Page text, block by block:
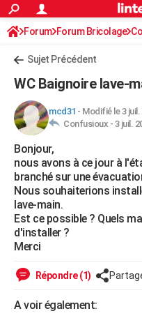
ACTUALITÉS
Politique
Société
Faits Divers
Education
Monde
Villes
+
FINANCE
Retraite
Impôts
Epargne
Immobilier
Risques naturels par ville
Banque
Assurance
Crédit
AUTO
Essais
Réserver un essai
Citadines
Berlines
SUV
Forum auto
+HIGH-TECH
Mobiles
Meilleur smartphone
Internet
Ordinateurs
Jeux vidéo
Guide high-tech
+BRICOLAGE
Forum
Aménagement intérieur
Extérieur
Cuisine
Salle de bains
Jardinage
Rangement
WEEK-END
Guides de France
Escapades
Patrimoine
Expositions
Musées
Week-end nature
+LIFESTYLE
Art de vivre
Bien-être
Loisirs
Mode
Modes de vie
SANTE
VOYAGE
Forum Forum Bricolage
Sujet Précédent
WC Baignoire lave-
mcd31 - Modifié le 3 juil.
Confusioux - 3 juil.
Bonjour,
nous avons à ce jour à
branché sur une
Nous souhaiterions
lave-main.
Est ce possible ? Quels
d'installer ?
Merci
Répondre (1)
A voir également: